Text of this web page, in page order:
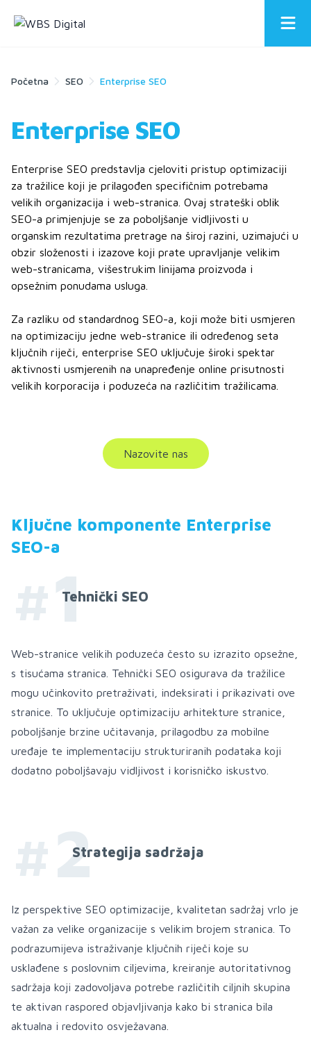
Početna SEO Enterprise SEO
Enterprise SEO
Enterprise SEO predstavlja cjeloviti pristup optimizaciji
za tražilice koji je prilagođen specifičnim potrebama
velikih organizacija i web-stranica. Ovaj strateški oblik
SEO-a primjenjuje se za poboljšanje vidljivosti u
organskim rezultatima pretrage na široj razini, uzimajući u
obzir složenosti i izazove koji prate upravljanje velikim
web-stranicama, višestrukim linijama proizvoda i
opsežnim ponudama usluga.
Za razliku od standardnog SEO-a, koji može biti usmjeren
na optimizaciju jedne web-stranice ili određenog seta
ključnih riječi, enterprise SEO uključuje široki spektar
aktivnosti usmjerenih na unapređenje online prisutnosti
velikih korporacija i poduzeća na različitim tražilicama.
Nazovite nas
Ključne komponente Enterprise
SEO-a
#1Tehnički SEO
Web-stranice velikih poduzeća često su izrazito opsežne,
s tisućama stranica. Tehnički SEO osigurava da tražilice
mogu učinkovito pretraživati, indeksirati i prikazivati ove
stranice. To uključuje optimizaciju arhitekture stranice,
poboljšanje brzine učitavanja, prilagodbu za mobilne
uređaje te implementaciju strukturiranih podataka koji
dodatno poboljšavaju vidljivost i korisničko iskustvo.
#2Strategija sadržaja
Iz perspektive SEO optimizacije, kvalitetan sadržaj vrlo je
važan za velike organizacije s velikim brojem stranica. To
podrazumijeva istraživanje ključnih riječi koje su
usklađene s poslovnim ciljevima, kreiranje autoritativnog
sadržaja koji zadovoljava potrebe različitih ciljnih skupina
te aktivan raspored objavljivanja kako bi stranica bila
aktualna i redovito osvježavana.